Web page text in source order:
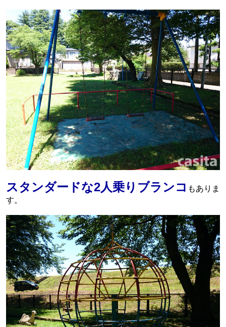
スタンダードな2人乗りブランコ もありま
す。